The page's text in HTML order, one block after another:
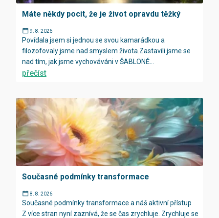
Máte někdy pocit, že je život opravdu těžký
9. 8. 2026
Povídala jsem si jednou se svou kamarádkou a
filozofovaly jsme nad smyslem života.Zastavili jsme se
nad tím, jak jsme vychováváni v ŠABLONĚ...
přečíst
Současné podmínky transformace
8. 8. 2026
Současné podmínky transformace a náš aktivní přístup
Z více stran nyní zaznívá, že se čas zrychluje. Zrychluje se